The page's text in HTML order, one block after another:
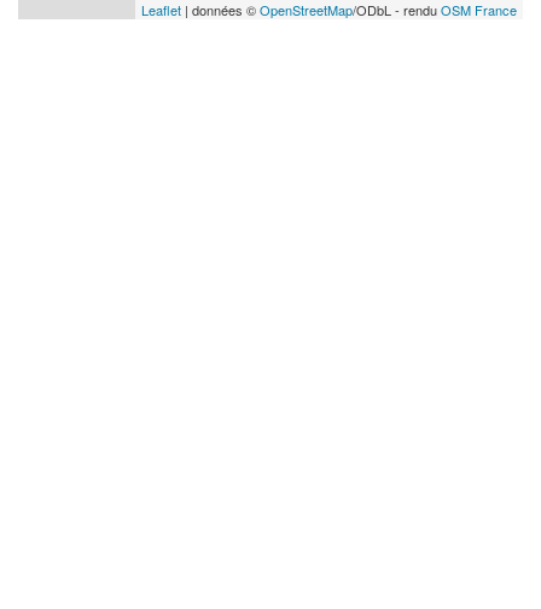
Leaflet | données ©OpenStreetMap/ODbL - renduOSM France